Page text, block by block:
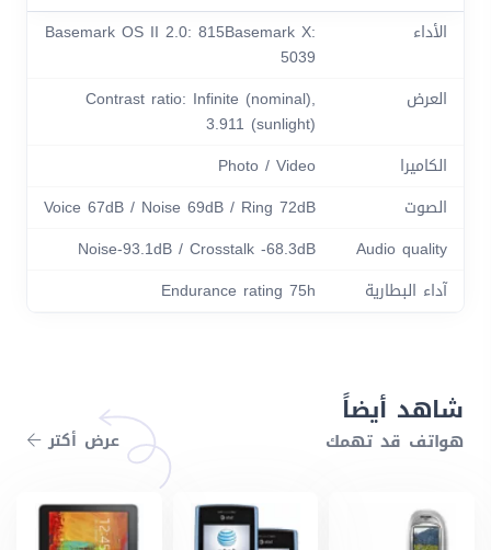
الأداء
Basemark OS II 2.0: 815Basemark X:
5039
العرض
Contrast ratio: Infinite (nominal),
3.911 (sunlight)
الكاميرا
Photo / Video
الصوت
Voice 67dB / Noise 69dB / Ring 72dB
Audio quality
Noise-93.1dB / Crosstalk -68.3dB
آداء البطارية
Endurance rating 75h
شاهد أيضاً
هواتف قد تهمك عرض أكتر